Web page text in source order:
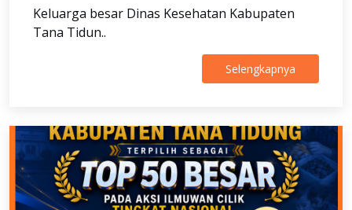
Keluarga besar Dinas Kesehatan Kabupaten
Tana Tidun..
Selengkapnya